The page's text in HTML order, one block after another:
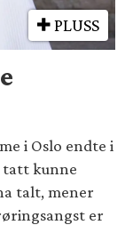
PLUSS
i Oslo endte i
tatt kunne
talt, mener
er